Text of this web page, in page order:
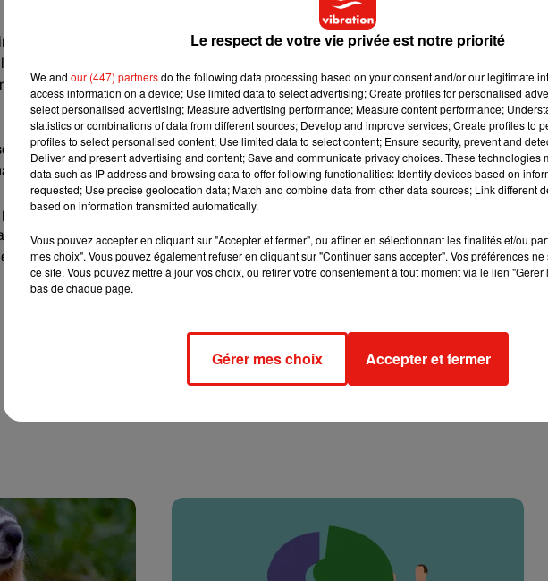
Janelle a affirmé être pansexuelle il y a quelques jours, cette orientation sexuelle
de nombreuses célébrités avaient déjà revendiqué leur
de la Québécoise Cœur de Pirate ou encore de Miley Cyrus.
Il s’agit d’une personne éprouvant des sentiments amoureux et du désir pour une
En résumé : une personne amoureuse d’un être humain, de l’Homme avec un
avant tout séduit(e)par une personnalité, plus que par un physique.
confondre avec la bisexualité qui renvoie à une personne aimant les
pansexualité dévoilé en 2010 précise parfaitement cette nuance : le rose (couleur
du mélange des genres)et le bleu(couleur de l’attirance masculine).
Le respect de votre vie privée est notre priorité
We and our (447) partnersdo the following data processing based on your consent and/or our legitimate
access information on a device; Use limited data to select advertising; Create profiles for personalised
select personalised advertising; Measure advertising performance; Measure content performance;
statistics or combinations of data from different sources; Develop and improve services; Create profiles to
profiles to select personalised content; Use limited data to select content; Ensure security, prevent and
Deliver and present advertising and content; Save and communicate privacy choices. These technologies
data such as IP address and browsing data to offer following functionalities: Identify devices based on
requested; Use precise geolocation data; Match and combine data from other data sources; Link different
based on information transmitted automatically.
Vous pouvez accepter en cliquant sur "Accepter et fermer", ou affiner en sélectionnant les finalités et/ou
mes choix". Vous pouvez également refuser en cliquant sur "Continuer sans accepter". Vos préférences
ce site. Vous pouvez mettre à jour vos choix, ou retirer votre consentement à tout moment via le lien
bas de chaque page.
Gérer mes choix Accepter et fermer